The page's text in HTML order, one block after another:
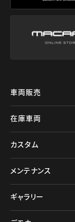
車両販売
在庫車両
カスタム
メンテナンス
ギャラリー